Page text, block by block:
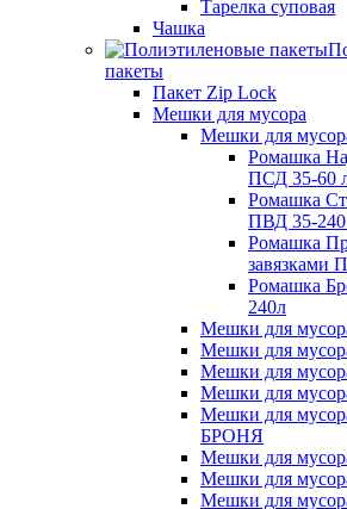
Тарелка суповая
Чашка
пакеты
Пакет Zip Lock
Мешки для мусора
Мешки для
Ромашка
ПСД 35-60
Ромашка
ПВД 35-
Ромашка
завязками
Ромашка
240л
Мешки для
Мешки для
Мешки для
Мешки для
Мешки для
БРОНЯ
Мешки для
Мешки для
Мешки для